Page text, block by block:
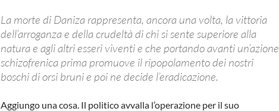
La morte di Daniza rappresenta, ancora una volta, la vittoria
dell’arroganza e della crudeltà di chi si sente superiore alla
natura e agli altri esseri viventi e che portando avanti un’azione
schizofrenica prima promuove il ripopolamento dei nostri
boschi di orsi bruni e poi ne decide l’eradicazione.
Aggiungo una cosa. Il politico avvalla l’operazione per il suo